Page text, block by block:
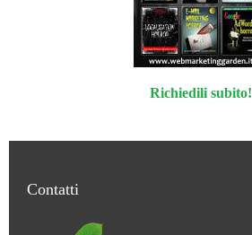
Richiedili subito!
Contatti